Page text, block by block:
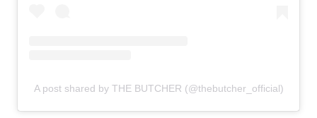
A post shared by THE BUTCHER (@thebutcher_official)